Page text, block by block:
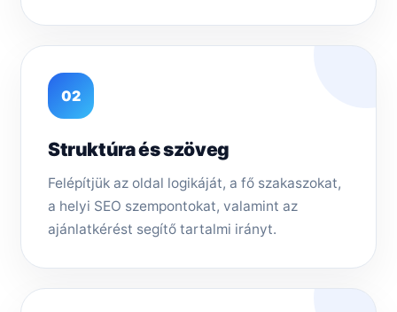
02
Struktúra és szöveg
Felépítjük az oldal logikáját, a fő szakaszokat,
a helyi SEO szempontokat, valamint az
ajánlatkérést segítő tartalmi irányt.